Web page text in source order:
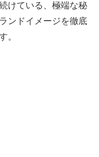
けている、極端な秘
ンドイメージを徹底
。